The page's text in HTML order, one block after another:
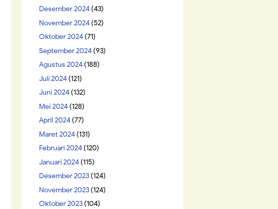
Desember 2024(43)
November 2024(52)
Oktober 2024(71)
September 2024(93)
Agustus 2024(188)
Juli 2024(121)
Juni 2024(132)
Mei 2024(128)
April 2024(77)
Maret 2024(131)
Februari 2024(120)
Januari 2024(115)
Desember 2023(124)
November 2023(124)
Oktober 2023(104)